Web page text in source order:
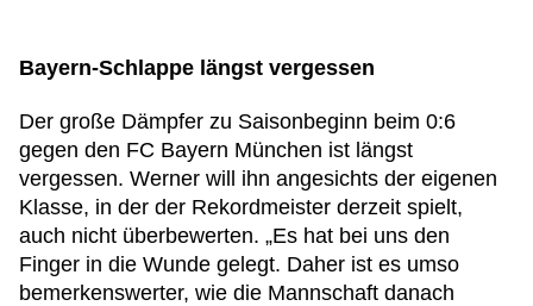
Bayern-Schlappe längst vergessen
Der große Dämpfer zu Saisonbeginn beim 0:6
gegen den FC Bayern München ist längst
vergessen. Werner will ihn angesichts der eigenen
Klasse, in der der Rekordmeister derzeit spielt,
auch nicht überbewerten. „Es hat bei uns den
Finger in die Wunde gelegt. Daher ist es umso
bemerkenswerter, wie die Mannschaft danach